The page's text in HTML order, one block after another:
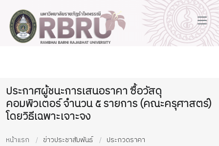
ประกาศผู้ชนะการเสนอราคา ซื้อวัสดุ
คอมพิวเตอร์ จำนวน ๕ รายการ (คณะครุศาสตร์)
โดยวิธีเฉพาะเจาะจง
หน้าแรก ข่าวประชาสัมพันธ์ ประกวดราคา